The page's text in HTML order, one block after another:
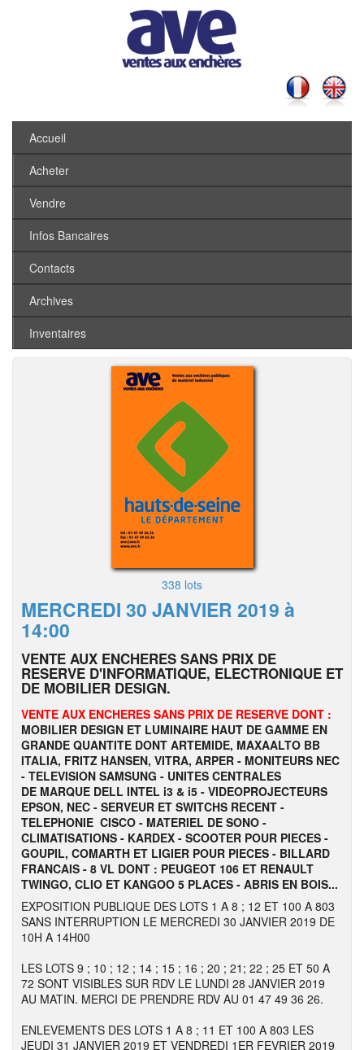
Accueil
Acheter
Vendre
Infos Bancaires
Contacts
Archives
Inventaires
338 lots
MERCREDI 30 JANVIER 2019 à
14:00
VENTE AUX ENCHERES SANS PRIX DE
RESERVE D'INFORMATIQUE, ELECTRONIQUE ET
DE MOBILIER DESIGN.
VENTE AUX ENCHERES SANS PRIX DE RESERVE DONT :
MOBILIER DESIGN ET LUMINAIRE HAUT DE GAMME EN
GRANDE QUANTITE DONT ARTEMIDE, MAXAALTO BB
ITALIA, FRITZ HANSEN, VITRA, ARPER - MONITEURS NEC
- TELEVISION SAMSUNG - UNITES CENTRALES
DE MARQUE DELL INTEL i3 & i5 - VIDEOPROJECTEURS
EPSON, NEC - SERVEUR ET SWITCHS RECENT -
TELEPHONIE CISCO - MATERIEL DE SONO -
CLIMATISATIONS - KARDEX - SCOOTER POUR PIECES -
GOUPIL, COMARTH ET LIGIER POUR PIECES - BILLARD
FRANCAIS - 8 VL DONT : PEUGEOT 106 ET RENAULT
TWINGO, CLIO ET KANGOO 5 PLACES - ABRIS EN BOIS...
EXPOSITION PUBLIQUE DES LOTS 1 A 8 ; 12 ET 100 A 803
SANS INTERRUPTION LE MERCREDI 30 JANVIER 2019 DE
10H A 14H00
LES LOTS 9 ; 10 ; 12 ; 14 ; 15 ; 16 ; 20 ; 21; 22 ; 25 ET 50 A
72 SONT VISIBLES SUR RDV LE LUNDI 28 JANVIER 2019
AU MATIN. MERCI DE PRENDRE RDV AU 01 47 49 36 26.
ENLEVEMENTS DES LOTS 1 A 8 ; 11 ET 100 A 803 LES
JEUDI 31 JANVIER 2019 ET VENDREDI 1ER FEVRIER 2019